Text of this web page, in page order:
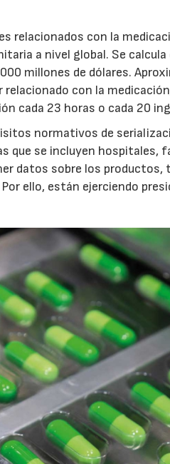
relacionados con la
a nivel global. Se
millones de dólares.
con la
cada 23 horas o cada 20
normativos de
que se incluyen hospitales,
datos sobre los productos,
ello, están ejerciendo